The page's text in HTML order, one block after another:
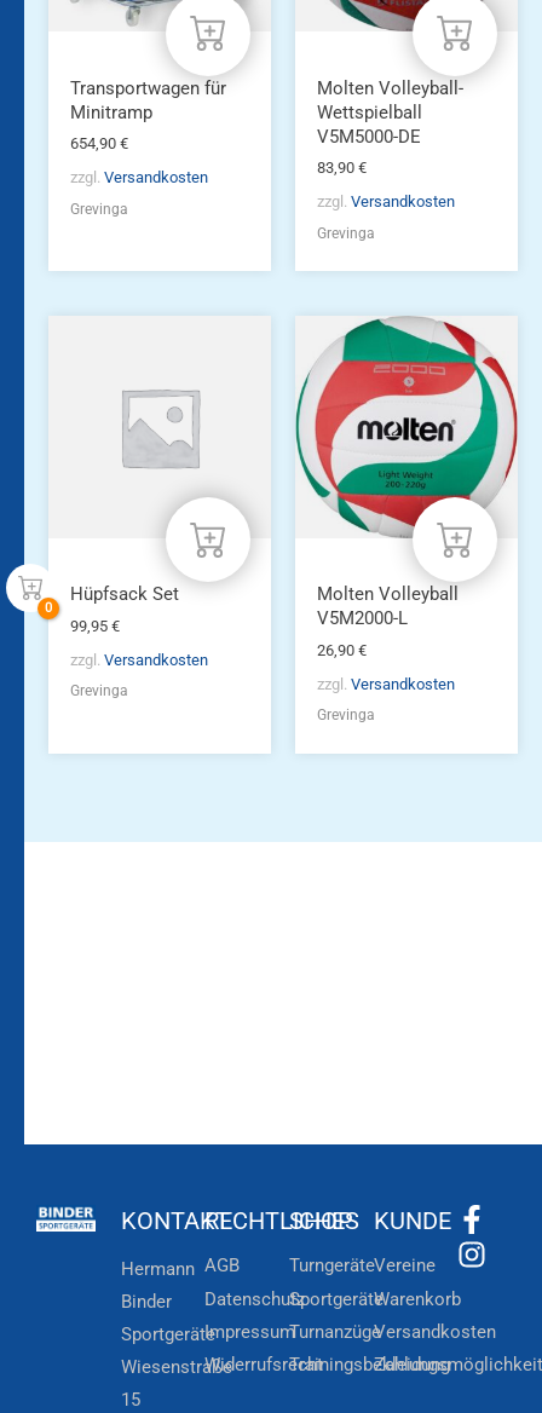
Transportwagen für
Minitramp
654,90 €
zzgl. Versandkosten
Grevinga
Molten Volleyball-
Wettspielball
V5M5000-DE
83,90 €
zzgl. Versandkosten
Grevinga
Hüpfsack Set
99,95 €
zzgl. Versandkosten
Grevinga
Molten Volleyball
V5M2000-L
26,90 €
zzgl. Versandkosten
Grevinga
KONTAKT
Hermann
Binder
Sportgeräte
Wiesenstraße
15
RECHTLICHES
AGB
Datenschutz
Impressum
Widerrufsrecht
SHOP
Turngeräte
Sportgeräte
Turnanzüge
Trainingsbekleidung
KUNDE
Vereine
Warenkorb
Versandkosten